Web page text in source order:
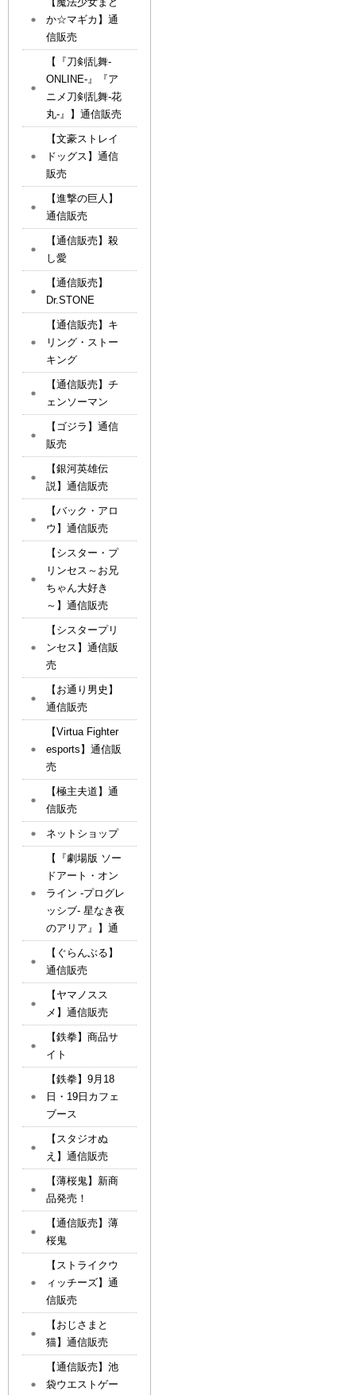
か☆マギカ】通
信販売
【『刀剣乱舞-
ONLINE-』『ア
ニメ刀剣乱舞-花
丸-』】通信販売
【文豪ストレイ
ドッグス】通信
販売
【進撃の巨人】
通信販売
【通信販売】殺
し愛
【通信販売】
Dr.STONE
【通信販売】キ
リング・ストー
キング
【通信販売】チ
ェンソーマン
【ゴジラ】通信
販売
【銀河英雄伝
説】通信販売
【バック・アロ
ウ】通信販売
【シスター・プ
リンセス～お兄
ちゃん大好き
～】通信販売
【シスタープリ
ンセス】通信販
売
【お通り男史】
通信販売
【Virtua Fighter
esports】通信販
売
【極主夫道】通
信販売
ネットショップ
【『劇場版 ソー
ドアート・オン
ライン -プログレ
ッシブ- 星なき夜
のアリア』】通
【ぐらんぶる】
通信販売
【ヤマノスス
メ】通信販売
【鉄拳】商品サ
イト
【鉄拳】9月18
日・19日カフェ
ブース
【スタジオぬ
え】通信販売
【薄桜鬼】新商
品発売！
【通信販売】薄
桜鬼
【ストライクウ
ィッチーズ】通
信販売
【おじさまと
猫】通信販売
【通信販売】池
袋ウエストゲー